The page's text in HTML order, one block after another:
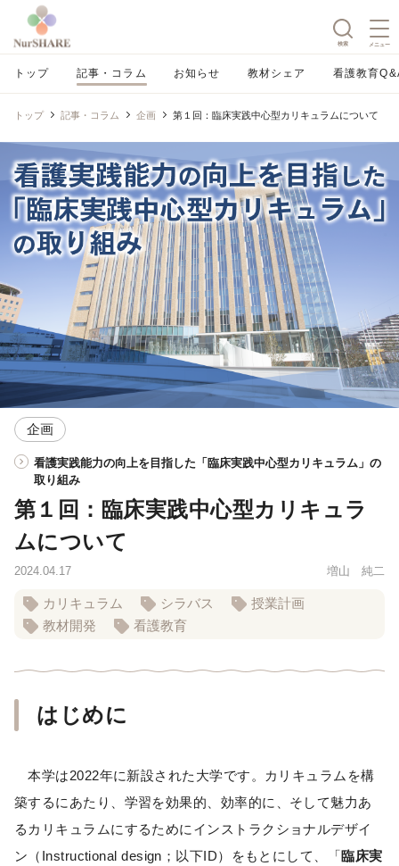
検索 メニュー
トップ 記事・コラム お知らせ 教材シェア 看護教育
トップ 記事・コラム 企画 第１回：臨床実践中心型カリキュラムについて
企画
看護実践能力の向上を目指した「臨床実践中心型カリキュラム」の
取り組み
第１回：臨床実践中心型カリキュラ
ムについて
2024.04.17 増山 純二
カリキュラム シラバス
授業計画
教材開発
看護教育
はじめに
本学は2022年に新設された大学です。カリキュラムを構
築するにあたり、学習を効果的、効率的に、そして魅力あ
るカリキュラムにするためにインストラクショナルデザイ
ン（Instructional design；以下ID）をもとにして、「臨床実